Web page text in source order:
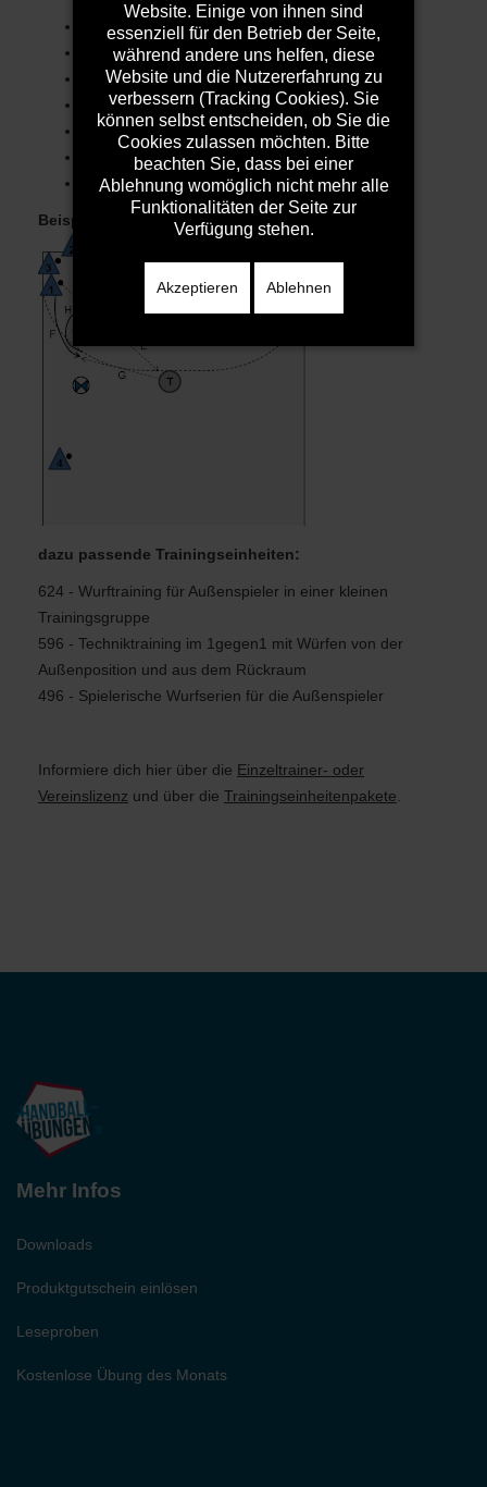
Aufwärmen (10/10)
Kleines Spiel (10/20)
Torhüter einwerfen / Wurfserie (10/35)
Angriff / Individuell (15/50)
Angriff / Individuell (15/65)
Angriff / Kleingruppe (15/80)
Angriff /Wurfwettkampf (10/90)
Beispielbild: Angriff/Wurfserie
dazu passende Trainingseinheiten:
624 - Wurftraining für Außenspieler in einer kleinen
Trainingsgruppe
596 - Techniktraining im 1gegen1 mit Würfen von der
Außenposition und aus dem Rückraum
496 - Spielerische Wurfserien für die Außenspieler
Informiere dich hier über die Einzeltrainer- oder
Vereinslizenz und über die Trainingseinheitenpakete
Mehr Infos
Downloads
Produktgutschein einlösen
Leseproben
Kostenlose Übung des Monats
Website. Einige von ihnen sind
essenziell für den Betrieb der Seite,
während andere uns helfen, diese
Website und die Nutzererfahrung zu
verbessern (Tracking Cookies). Sie
können selbst entscheiden, ob Sie die
Cookies zulassen möchten. Bitte
beachten Sie, dass bei einer
Ablehnung womöglich nicht mehr alle
Funktionalitäten der Seite zur
Verfügung stehen.
Akzeptieren Ablehnen